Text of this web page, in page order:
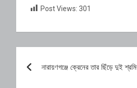
Post Views: 301
navigation
নারায়ণগঞ্জে ক্রেনের তার ছিঁড়ে দুই